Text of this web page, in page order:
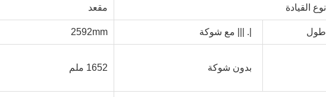
نوع القيادة مقعد
طول |. ||| مع شوكة 2592mm
بدون شوكة 1652 ملم